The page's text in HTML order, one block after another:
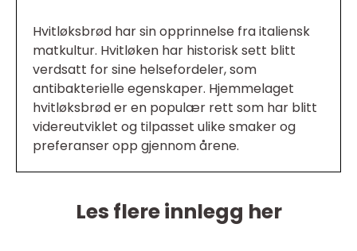
Hvitløksbrød har sin opprinnelse fra italiensk
matkultur. Hvitløken har historisk sett blitt
verdsatt for sine helsefordeler, som
antibakterielle egenskaper. Hjemmelaget
hvitløksbrød er en populær rett som har blitt
videreutviklet og tilpasset ulike smaker og
preferanser opp gjennom årene.
Les flere innlegg her